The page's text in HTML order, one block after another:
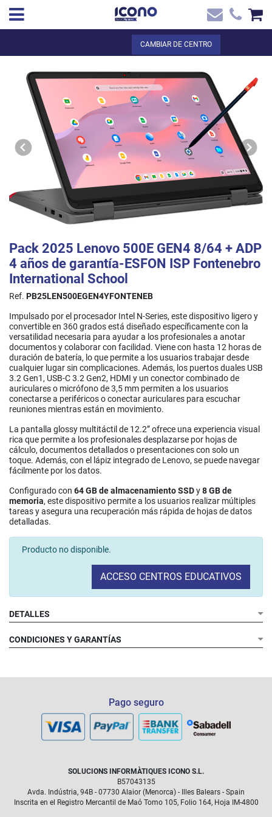
VER LA CESTA
ES ✖
Inicio
Contacto
CAMBIAR DE CENTRO
de garantía-ESFON ISP Fontenebro International School
Pack 2025 Lenovo 500E GEN4 8/64 + ADP
4 años de garantía-ESFON ISP Fontenebro
International School
Ref. PB25LEN500EGEN4YFONTENEB
Impulsado por el procesador Intel N-Series, este dispositivo ligero y
convertible en 360 grados está diseñado específicamente con la
versatilidad necesaria para ayudar a los profesionales a anotar
documentos y colaborar con facilidad. Viene con hasta 12 horas de
duración de batería, lo que permite a los usuarios trabajar desde
cualquier lugar sin complicaciones. Además, los puertos duales USB
3.2 Gen1, USB-C 3.2 Gen2, HDMI y un conector combinado de
auriculares o micrófono de 3,5 mm permiten a los usuarios
conectarse a periféricos o conectar auriculares para escuchar
reuniones mientras están en movimiento.
La pantalla glossy multitáctil de 12.2” ofrece una experiencia visual
rica que permite a los profesionales desplazarse por hojas de
cálculo, documentos detallados o presentaciones con solo un
toque. Además, con el lápiz integrado de Lenovo, se puede navegar
fácilmente por los datos.
Configurado con 64 GB de almacenamiento SSDy8 GB de
memoria, este dispositivo permite a los usuarios realizar múltiples
tareas y asegura una recuperación más rápida de hojas de datos
detalladas.
Producto no disponible.
ACCESO CENTROS EDUCATIVOS
DETALLES
CONDICIONES Y GARANTÍAS
Pago seguro
SOLUCIONS INFORMÀTIQUES ICONO S.L.
B57043135
Avda. Indústria, 94B - 07730 Alaior (Menorca) - Illes Balears - Spain
Inscrita en el Registro Mercantil de Maó Tomo 105, Folio 164, Hoja IM-4800